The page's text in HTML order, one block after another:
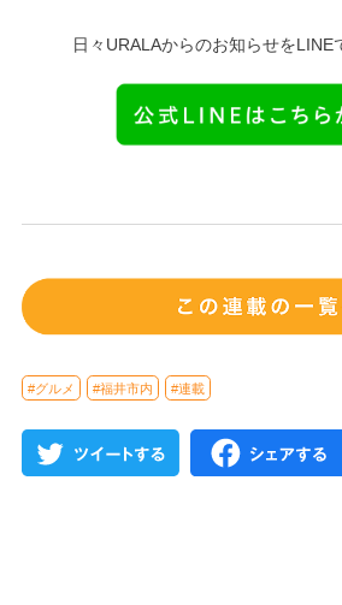
日々URALAからのお知らせをLINE
#グルメ #福井市内 #連載